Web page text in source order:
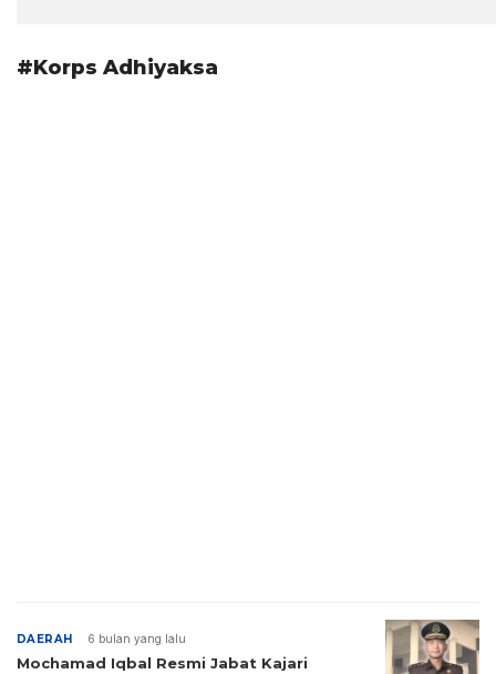
#Korps Adhiyaksa
DAERAH 6 bulan yang lalu
Mochamad Iqbal Resmi Jabat Kajari